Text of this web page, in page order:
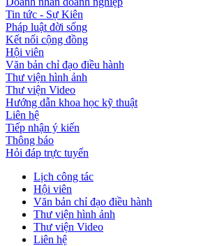
Tin tức - Sự Kiên
Pháp luật đời sống
Kết nối cộng đồng
Hội viên
Văn bản chỉ đạo điều hành
Thư viện hình ảnh
Thư viện Video
Hướng dẫn khoa học kỹ thuật
Liên hệ
Tiếp nhận ý kiến
Thông báo
Hỏi đáp trực tuyến
Lịch công tác
Hội viên
Văn bản chỉ đạo điều hành
Thư viện hình ảnh
Thư viện Video
Liên hệ